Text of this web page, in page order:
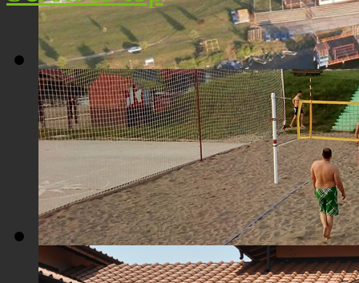
Плажа "Топољар" - Поглед из ваздуха
Плажа "Топољар" - Терени на песку